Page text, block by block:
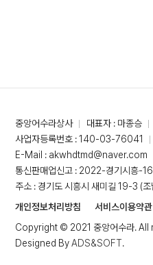
중앙어수라상사
대표자 : 마종승
사업자등록번호 : 140-03-76041
E-Mail : akwhdtmd@naver.com
통신판매업신고 : 2022-경기시흥-
주소 : 경기도 시흥시 새미길 19-3 (조
개인정보처리방침
서비스이용약관
Copyright © 2021 중앙어수라.
Designed ByADS&SOFT.